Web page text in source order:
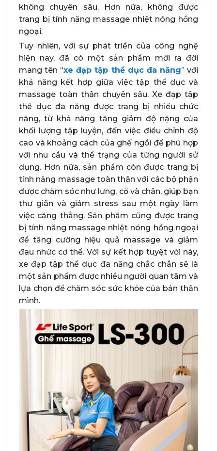
không chuyên sâu. Hơn nữa, không được
trang bị tính năng massage nhiệt nóng hồng
ngoại.
Tuy nhiên, với sự phát triển của công nghệ
hiện nay, đã có một sản phẩm mới ra đời
mang tên “xe đạp tập thể dục đa năng” với
khả năng kết hợp giữa việc tập thể dục và
massage toàn thân chuyên sâu. Xe đạp tập
thể dục đa năng được trang bị nhiều chức
năng, từ khả năng tăng giảm độ nặng của
khối lượng tập luyện, đến việc điều chỉnh độ
cao và khoảng cách của ghế ngồi để phù hợp
với nhu cầu và thể trạng của từng người sử
dụng. Hơn nữa, sản phẩm còn được trang bị
tính năng massage toàn thân với các bộ phận
được chăm sóc như lưng, cổ và chân, giúp bạn
thư giãn và giảm stress sau một ngày làm
việc căng thẳng. Sản phẩm cũng được trang
bị tính năng massage nhiệt nóng hồng ngoại
để tăng cường hiệu quả massage và giảm
đau nhức cơ thể. Với sự kết hợp tuyệt vời này,
xe đạp tập thể dục đa năng chắc chắn sẽ là
một sản phẩm được nhiều người quan tâm và
lựa chọn để chăm sóc sức khỏe của bản thân
mình.